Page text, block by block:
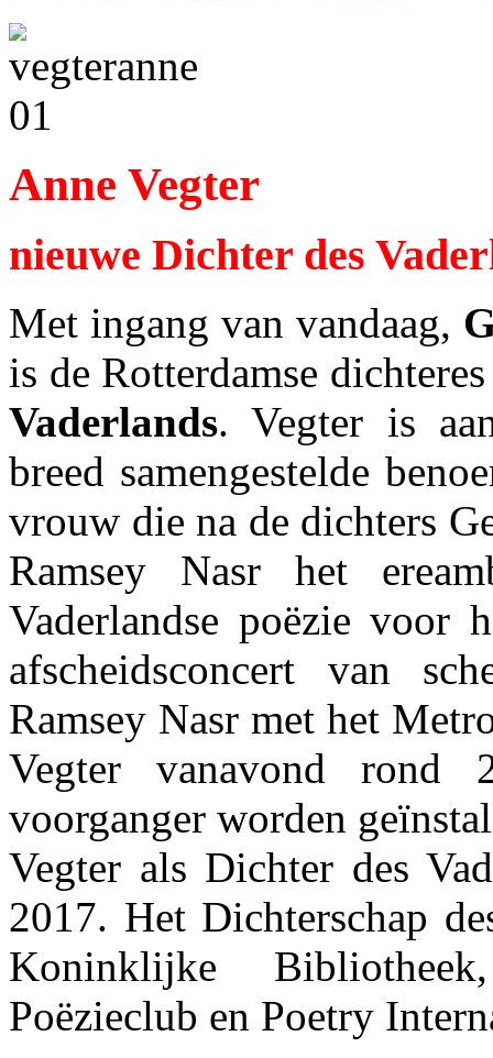
Anne Vegter
nieuwe Dichter des
Met ingang van vandaag,
is de Rotterdamse
Vaderlands. Vegter is
breed samengestelde
vrouw die na de dichters
Ramsey Nasr het
Vaderlandse poëzie voor
afscheidsconcert van
Ramsey Nasr met het
Vegter vanavond rond
voorganger worden
Vegter als Dichter des
2017. Het Dichterschap
Koninklijke
Poëzieclub en Poetry